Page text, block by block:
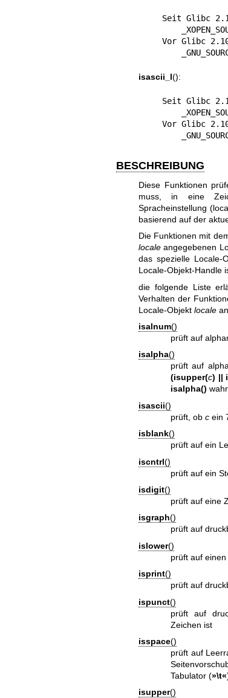
isascii_l():
BESCHREIBUNG
Diese Funktionen
muss, in eine
Spracheinstellung
basierend auf der
Die Funktionen mit
localeangegebenen
das spezielle Locale-
Locale-Objekt-Handle
die folgende Liste
Verhalten der
Locale-Objekt locale
isalnum()
prüft auf
isalpha()
prüft auf
(isupper(c) ||
isalpha()
isascii()
prüft, obc ein
isblank()
prüft auf ein
iscntrl()
prüft auf ein
isdigit()
prüft auf eine
isgraph()
prüft auf
islower()
prüft auf
isprint()
prüft auf
ispunct()
prüft auf
Zeichen ist
isspace()
prüft auf
Tabulator (»\t«
isupper()